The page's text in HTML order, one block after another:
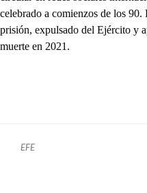
celebrado a comienzos de los
prisión, expulsado del Ejército y
muerte en 2021.
EFE